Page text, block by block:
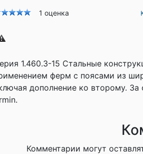
1 оценка
1.460.3-15 Стальные
ферм с поясами из
дополнение ко второму.
Комментарии могут